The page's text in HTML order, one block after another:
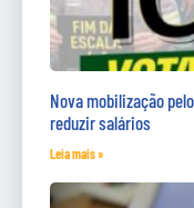
Nova mobilização
reduzir salários
Leia mais »